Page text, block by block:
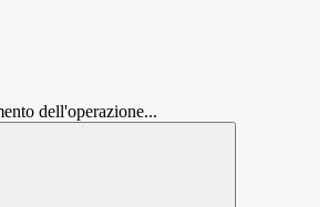
dell'operazione...